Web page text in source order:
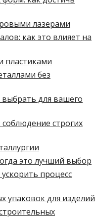
лазерами
как это влияет на
пластиками
без
для вашего
строгих
это лучший выбор
процесс
упаковок для изделий